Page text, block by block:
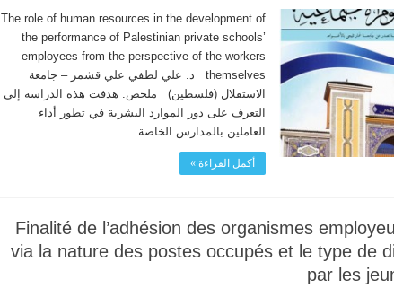
The role of human resources in the development of
the performance of Palestinian private schools’
employees from the perspective of the workers
themselves د. علي لطفي علي قشمر – جامعة
الاستقلال (فلسطين) ملخص: هدفت هذه الدراسة إلى
التعرف على دور الموارد البشرية في تطور أداء
العاملين بالمدارس الخاصة …
أكمل القراءة »
Finalité de l’adhésion des organismes
via la nature des postes occupés et le type de
par les